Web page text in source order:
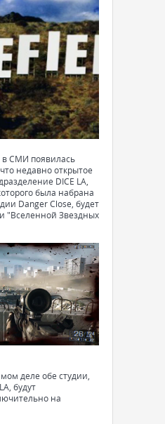
СМИ появилась
недавно открытое
DICE LA,
была набрана
Danger Close, будет
"Вселенной Звездных
деле обе студии,
будут
на